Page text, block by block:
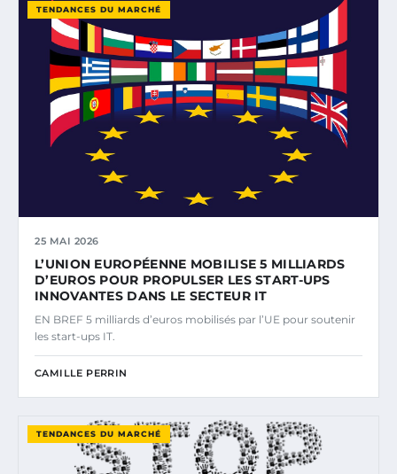
TENDANCES DU MARCHÉ
25 MAI 2026
L’UNION EUROPÉENNE MOBILISE 5 MILLIARDS
D’EUROS POUR PROPULSER LES START-UPS
INNOVANTES DANS LE SECTEUR IT
EN BREF 5 milliards d’euros mobilisés par l’UE pour soutenir
les start-ups IT.
CAMILLE PERRIN
TENDANCES DU MARCHÉ